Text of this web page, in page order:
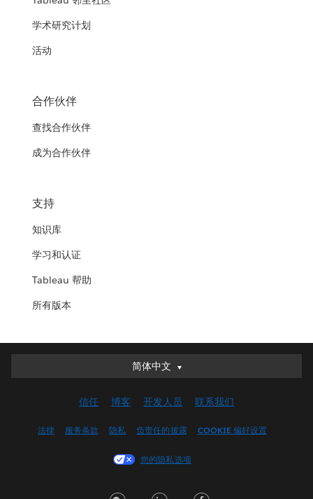
学术研究计划
活动
合作伙伴
查找合作伙伴
成为合作伙伴
支持
知识库
学习和认证
Tableau 帮助
所有版本
简体中文
简体中文
English (UK)
Français (Canada)
信任 博客 开发人员 联系我们
法律 服务条款 隐私 负责任的披露 COOKIE 偏好设置
您的隐私选项